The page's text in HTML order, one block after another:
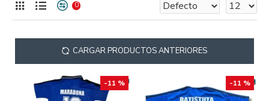
0
CARGAR PRODUCTOS ANTERIORES
-11 % -11 %